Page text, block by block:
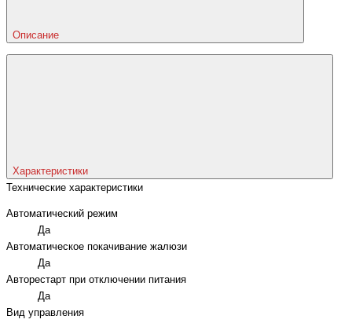
Описание
Характеристики
Технические характеристики
Автоматический режим
Да
Автоматическое покачивание жалюзи
Да
Авторестарт при отключении питания
Да
Вид управления